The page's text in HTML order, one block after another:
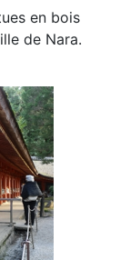
en bois
de Nara.